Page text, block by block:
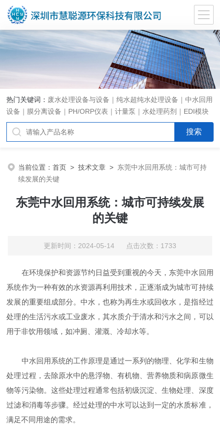
热门关键词： 废水处理设备与设备｜纯水超纯水处理设备｜中水回用
设备｜膜分离设备｜PH/ORP仪表｜计量泵｜水处理药剂｜EDI模块
代理｜EDI模块维修
当前位置：首页 >技术文章 > 东莞中水回用系统：城市可持
续发展的关键
东莞中水回用系统：城市可持续发展
的关键
更新时间：2024-05-14 点击次数：1733
在环境保护和资源节约日益受到重视的今天，东莞中水回用
系统作为一种有效的水资源再利用技术，正逐渐成为城市可持续
发展的重要组成部分。中水，也称为再生水或回收水，是指经过
处理的生活污水或工业废水，其水质介于清水和污水之间，可以
用于非饮用领域，如冲厕、灌溉、冷却水等。
中水回用系统的工作原理是通过一系列的物理、化学和生物
处理过程，去除原水中的悬浮物、有机物、营养物质和病原微生
物等污染物。这些处理过程通常包括初级沉淀、生物处理、深度
过滤和消毒等步骤。经过处理的中水可以达到一定的水质标准，
满足不同用途的需求。